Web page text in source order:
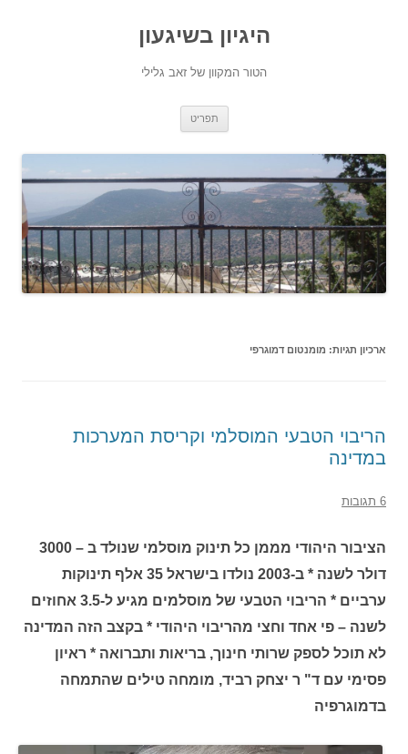
היגיון בשיגעון
הטור המקוון של זאב גלילי
תפריט
ארכיון תגיות: מומנטום דמוגרפי
הריבוי הטבעי המוסלמי וקריסת המערכות
במדינה
6 תגובות
הציבור היהודי מממן כל תינוק מוסלמי שנולד ב – 3000
דולר לשנה * ב-2003 נולדו בישראל 35 אלף תינוקות
ערביים * הריבוי הטבעי של מוסלמים מגיע ל-3.5 אחוזים
לשנה – פי אחד וחצי מהריבוי היהודי * בקצב הזה המדינה
לא תוכל לספק שרותי חינוך, בריאות ותברואה * ראיון
פסימי עם ד" ר יצחק רביד, מומחה טילים שהתמחה
בדמוגרפיה